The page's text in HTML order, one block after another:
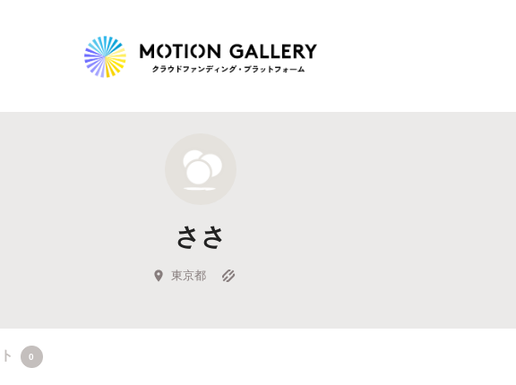
新着プロジェクト
Feature
キュレーターから探す
ささ
東京都
0